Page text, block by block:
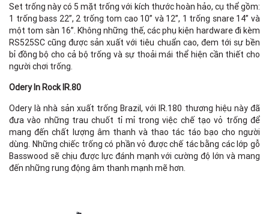
Set trống này có 5 mặt trống với kích thước hoàn hảo, cụ thể gồm:
1 trống bass 22”, 2 trống tom cao 10” và 12”, 1 trống snare 14” và
một tom sàn 16”. Không những thế, các phụ kiện hardware đi kèm
RS525SC cũng được sản xuất với tiêu chuẩn cao, đem tới sự bền
bỉ đồng bộ cho cả bộ trống và sự thoải mái thể hiện cần thiết cho
người chơi trống.
Odery In Rock IR.80
Odery là nhà sản xuất trống Brazil, với IR.180 thương hiệu này đã
đưa vào những trau chuốt tỉ mỉ trong việc chế tạo vỏ trống để
mang đến chất lượng âm thanh và thao tác táo bạo cho người
dùng. Những chiếc trống có phần vỏ được chế tác bằng các lớp gỗ
Basswood sẽ chịu được lực đánh mạnh với cường độ lớn và mang
đến những rung động âm thanh mạnh mẽ hơn.